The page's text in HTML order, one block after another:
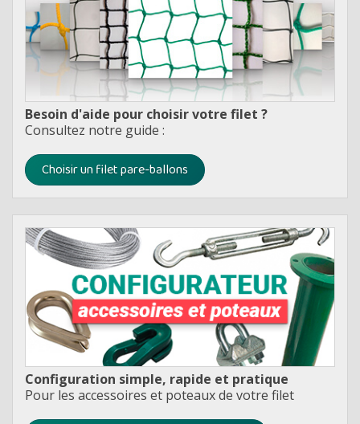
Besoin d'aide pour choisir votre filet ?
Consultez notre guide :
Choisir un filet pare-ballons
Configuration simple, rapide et pratique
Pour les accessoires et poteaux de votre filet